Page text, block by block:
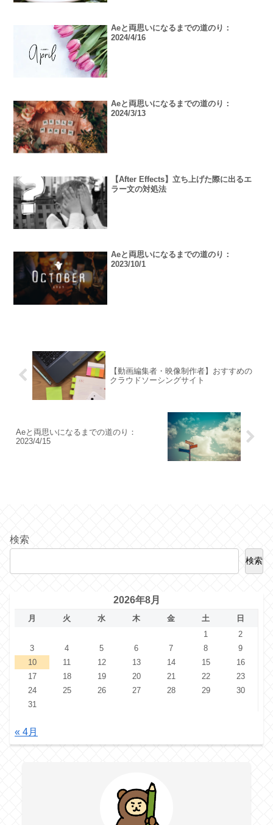
Aeと両思いになるまでの道のり：
2024/4/16
Aeと両思いになるまでの道のり：
2024/3/13
【After Effects】立ち上げた際に出るエ
ラー文の対処法
Aeと両思いになるまでの道のり：
2023/10/1
【動画編集者・映像制作者】おすすめの
クラウドソーシングサイト
Aeと両思いになるまでの道のり：
2023/4/15
検索
検索
2026年8月
月 火 水 木 金 土
日
1
2
3
4 5 6 7 8
9
10
11 12 13 14 15
16
17
18 19 20 21 22
23
24
25 26 27 28 29
30
31
« 4月